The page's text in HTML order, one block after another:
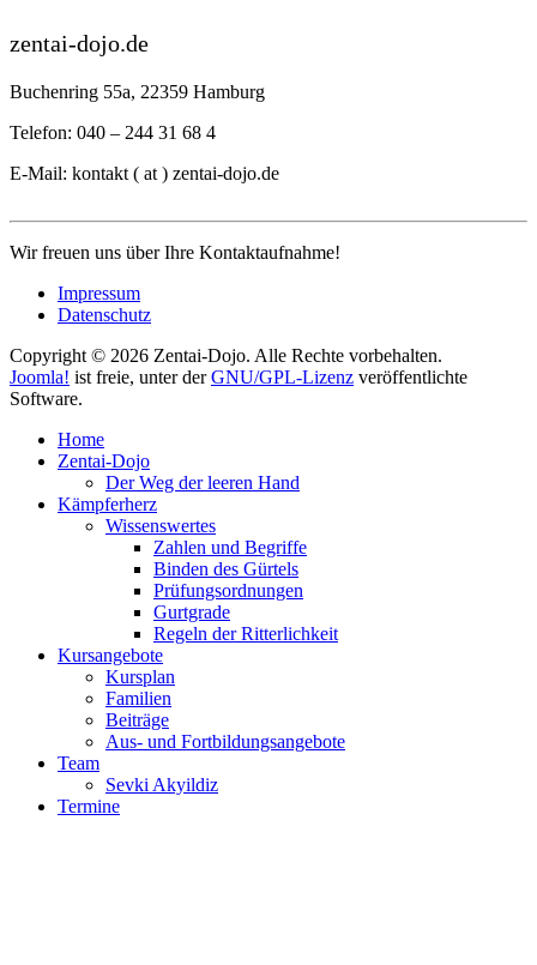
zentai-dojo.de
Buchenring 55a, 22359 Hamburg
Telefon: 040 – 244 31 68 4
E-Mail: kontakt ( at ) zentai-dojo.de
Wir freuen uns über Ihre Kontaktaufnahme!
Impressum
Datenschutz
Copyright © 2026 Zentai-Dojo. Alle Rechte vorbehalten.
Joomla! ist freie, unter derGNU/GPL-Lizenz veröffentlichte
Software.
Home
Zentai-Dojo
Der Weg der leeren Hand
Kämpferherz
Wissenswertes
Zahlen und Begriffe
Binden des Gürtels
Prüfungsordnungen
Gurtgrade
Regeln der Ritterlichkeit
Kursangebote
Kursplan
Familien
Beiträge
Aus- und Fortbildungsangebote
Team
Sevki Akyildiz
Termine